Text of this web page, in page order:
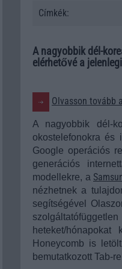
Címkék:
A nagyobbik dél-
elérhetővé a
Olvasson tovább
A nagyobbik dél-
okostelefonokra és
Google operációs
generációs
modellekre, a
nézhetnek a
segítségével
heteket/
Honeycomb is
bemutatkozott Tab-